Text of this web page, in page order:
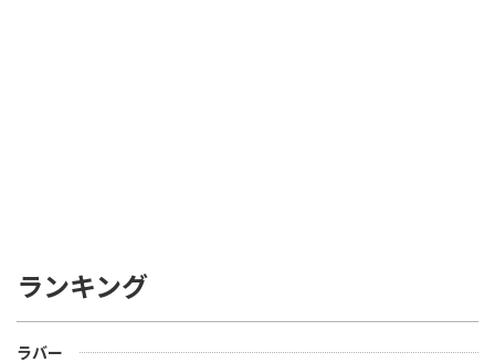
ランキング
ラバー